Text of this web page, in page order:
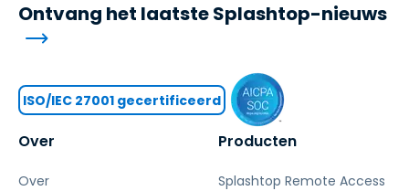
Over
Over
Producten
Splashtop Remote Access
Ontvang het laatste Splashtop-nieuws
ISO/IEC 27001 gecertificeerd